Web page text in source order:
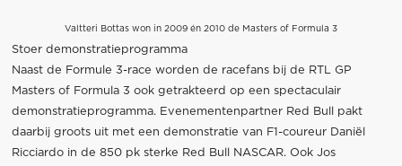
Valtteri Bottas won in 2009 én 2010 de Masters of Formula 3
Stoer demonstratieprogramma
Naast de Formule 3-race worden de racefans bij de RTL GP
Masters of Formula 3 ook getrakteerd op een spectaculair
demonstratieprogramma. Evenementenpartner Red Bull pakt
daarbij groots uit met een demonstratie van F1-coureur Daniël
Ricciardo in de 850 pk sterke Red Bull NASCAR. Ook Jos